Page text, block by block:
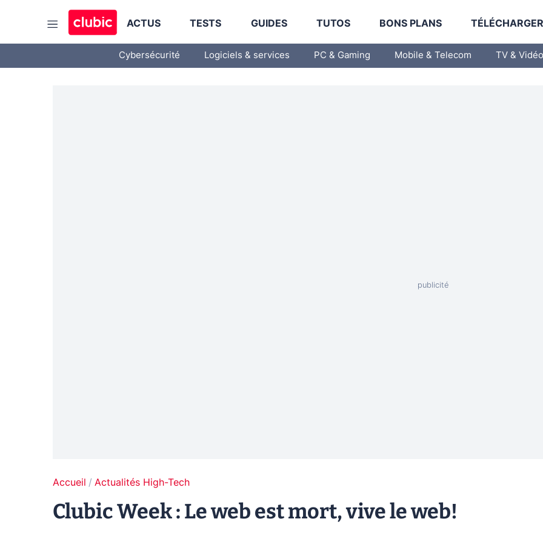
ACTUS TESTS GUIDES TUTOS BONS PLANS
Cybersécurité Logiciels & services PC & Gaming Mobile & Telecom TV & Vidéo
Accueil Actualités High-Tech
Clubic Week : Le web est mort, vive le web!